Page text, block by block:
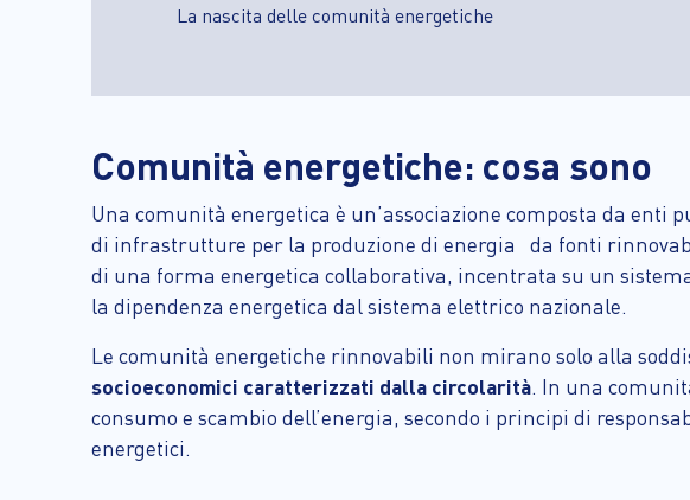
La nascita delle comunità energetiche
Comunità energetiche: cosa sono
Una comunità energetica è un’associazione composta da
di infrastrutture per la produzione di energia da fonti
di una forma energetica collaborativa, incentrata su un
la dipendenza energetica dal sistema elettrico nazionale.
Le comunità energetiche rinnovabili non mirano solo alla
socioeconomici caratterizzati dalla circolarità. In una
consumo e scambio dell’energia, secondo i principi di
energetici.